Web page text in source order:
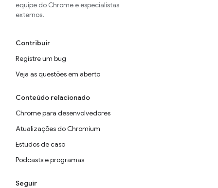
equipe do Chrome e especialistas
externos.
Contribuir
Registre um bug
Veja as questões em aberto
Conteúdo relacionado
Chrome para desenvolvedores
Atualizações do Chromium
Estudos de caso
Podcasts e programas
Seguir